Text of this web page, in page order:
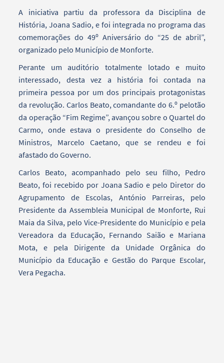
A iniciativa partiu da professora da Disciplina de
História, Joana Sadio, e foi integrada no programa das
comemorações do 49º Aniversário do “25 de abril”,
organizado pelo Município de Monforte.
Perante um auditório totalmente lotado e muito
interessado, desta vez a história foi contada na
primeira pessoa por um dos principais protagonistas
da revolução. Carlos Beato, comandante do 6.º pelotão
da operação “Fim Regime”, avançou sobre o Quartel do
Carmo, onde estava o presidente do Conselho de
Ministros, Marcelo Caetano, que se rendeu e foi
afastado do Governo.
Carlos Beato, acompanhado pelo seu filho, Pedro
Beato, foi recebido por Joana Sadio e pelo Diretor do
Agrupamento de Escolas, António Parreiras, pelo
Presidente da Assembleia Municipal de Monforte, Rui
Maia da Silva, pelo Vice-Presidente do Município e pela
Vereadora da Educação, Fernando Saião e Mariana
Mota, e pela Dirigente da Unidade Orgânica do
Município da Educação e Gestão do Parque Escolar,
Vera Pegacha.